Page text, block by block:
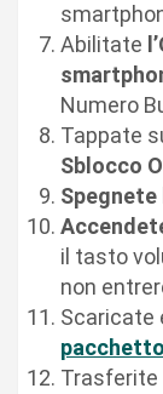
Abilitate
Numero
Tappate
Sblocco
il tasto
non
Scaricate
pacchetto
Trasferite